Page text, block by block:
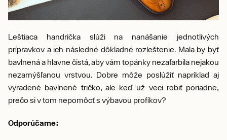
Leštiaca handrička slúži na nanášanie jednotlivých
prípravkov a ich následné dôkladné rozleštenie. Mala by byť
bavlnená a hlavne čistá, aby vám topánky nezafarbila nejakou
nezamýšľanou vrstvou. Dobre môže poslúžiť napríklad aj
vyradené bavlnené tričko, ale keď už veci robiť poriadne,
prečo si v tom nepomôcť s výbavou profíkov?
Odporúčame: